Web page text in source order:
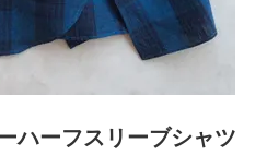
ハーフスリーブシャツ